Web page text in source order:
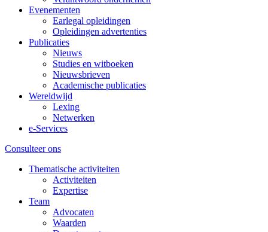
Evenementen
Earlegal opleidingen
Opleidingen advertenties
Publicaties
Nieuws
Studies en witboeken
Nieuwsbrieven
Academische publicaties
Wereldwijd
Lexing
Netwerken
e-Services
Consulteer ons
Thematische activiteiten
Activiteiten
Expertise
Team
Advocaten
Waarden